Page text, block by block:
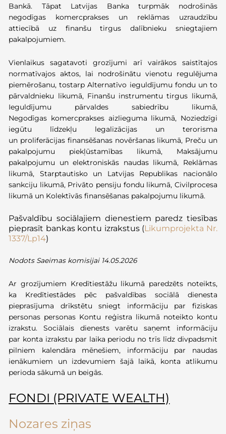
Bankā. Tāpat Latvijas Banka turpmāk nodrošinās
negodīgas komercprakses un reklāmas uzraudzību
attiecībā uz finanšu tirgus dalībnieku sniegtajiem
pakalpojumiem.
Vienlaikus sagatavoti grozījumi arī vairākos saistītajos
normatīvajos aktos, lai nodrošinātu vienotu regulējuma
piemērošanu, tostarp Alternatīvo ieguldījumu fondu un to
pārvaldnieku likumā, Finanšu instrumentu tirgus likumā,
Ieguldījumu pārvaldes sabiedrību likumā,
Negodīgas komercprakses aizlieguma likumā, Noziedzīgi
iegūtu līdzekļu legalizācijas un terorisma
un proliferācijas finansēšanas novēršanas likumā, Preču un
pakalpojumu piekļūstamības likumā, Maksājumu
pakalpojumu un elektroniskās naudas likumā, Reklāmas
likumā, Starptautisko un Latvijas Republikas nacionālo
sankciju likumā, Privāto pensiju fondu likumā, Civilprocesa
likumā un Kolektīvās finansēšanas pakalpojumu likumā.
Pašvaldību sociālajiem dienestiem paredz tiesības
pieprasīt bankas kontu izrakstus (Likumprojekta Nr.
1337/Lp14)
Nodots Saeimas komisijai 14.05.2026
Ar grozījumiem Kredītiestāžu likumā paredzēts noteikts,
ka Kredītiestādes pēc pašvaldības sociālā dienesta
pieprasījuma drīkstētu sniegt informāciju par fiziskas
personas personas Kontu reģistra likumā noteikto kontu
izrakstu. Sociālais dienests varētu saņemt informāciju
par konta izrakstu par laika periodu no trīs līdz divpadsmit
pilniem kalendāra mēnešiem, informāciju par naudas
ienākumiem un izdevumiem šajā laikā, konta atlikumu
perioda sākumā un beigās.
FONDI (PRIVATE WEALTH)
Nozares ziņas